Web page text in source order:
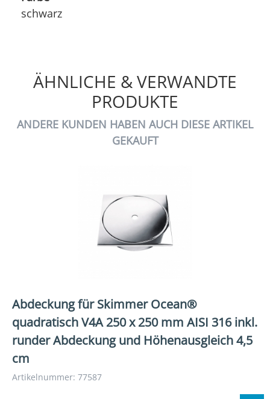
schwarz
ÄHNLICHE & VERWANDTE
PRODUKTE
ANDERE KUNDEN HABEN AUCH DIESE ARTIKEL
GEKAUFT
Abdeckung für Skimmer Ocean®
quadratisch V4A 250 x 250 mm AISI 316 inkl.
runder Abdeckung und Höhenausgleich 4,5
cm
Artikelnummer: 77587